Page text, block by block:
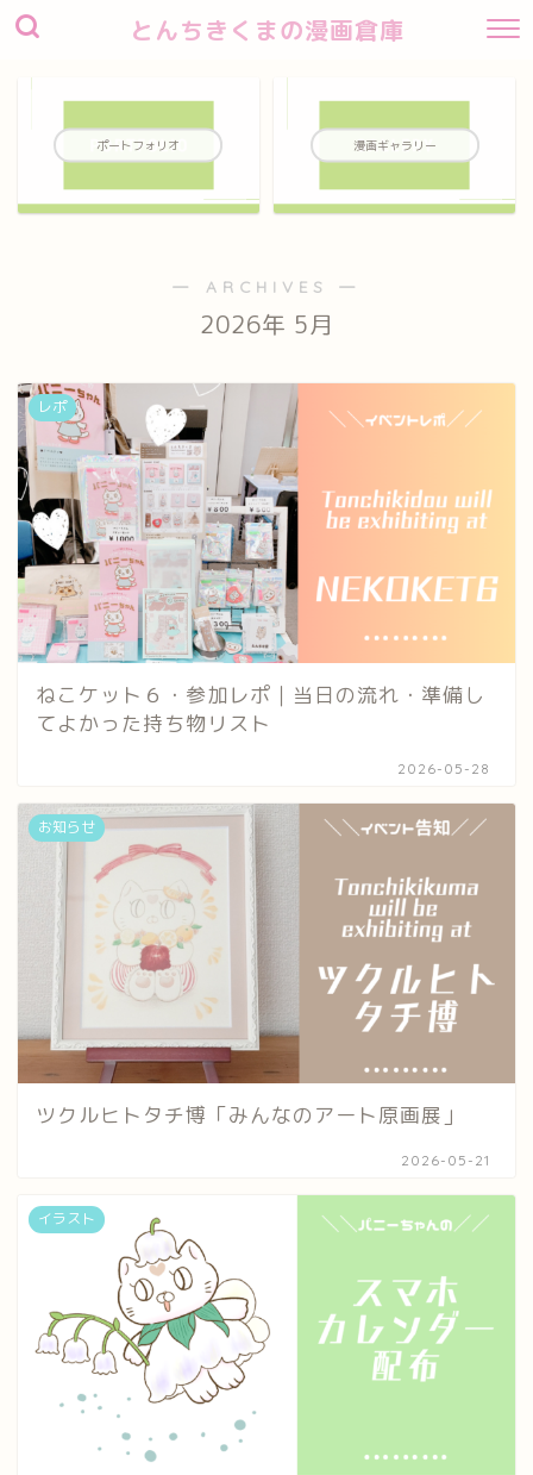
とんちきくまの漫画倉庫
ポートフォリオ 漫画ギャラリー
― ARCHIVES ―
2026年 5月
レポ
ねこケット６・参加レポ｜当日の流れ・準備し
てよかった持ち物リスト
2026-05-28
お知らせ
ツクルヒトタチ博「みんなのアート原画展」
2026-05-21
イラスト